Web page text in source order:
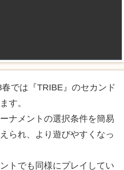
では『TRIBE』のセカンド
す。
ナメントの選択条件を簡易
られ、より遊びやすくなっ
トでも同様にプレイしてい